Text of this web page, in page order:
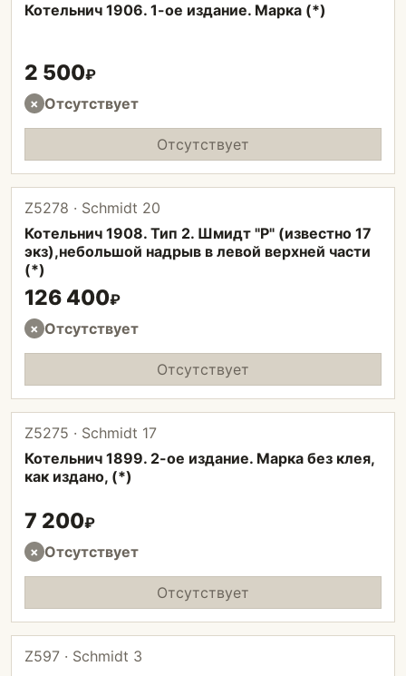
Котельнич 1906. 1-ое издание. Марка (*)
2 500₽
× Отсутствует
Отсутствует
Z5278 · Schmidt 20
Котельнич 1908. Тип 2. Шмидт "Р" (известно 17
экз),небольшой надрыв в левой верхней части
(*)
126 400₽
× Отсутствует
Отсутствует
Z5275 · Schmidt 17
Котельнич 1899. 2-ое издание. Марка без клея,
как издано, (*)
7 200₽
× Отсутствует
Отсутствует
Z597 · Schmidt 3